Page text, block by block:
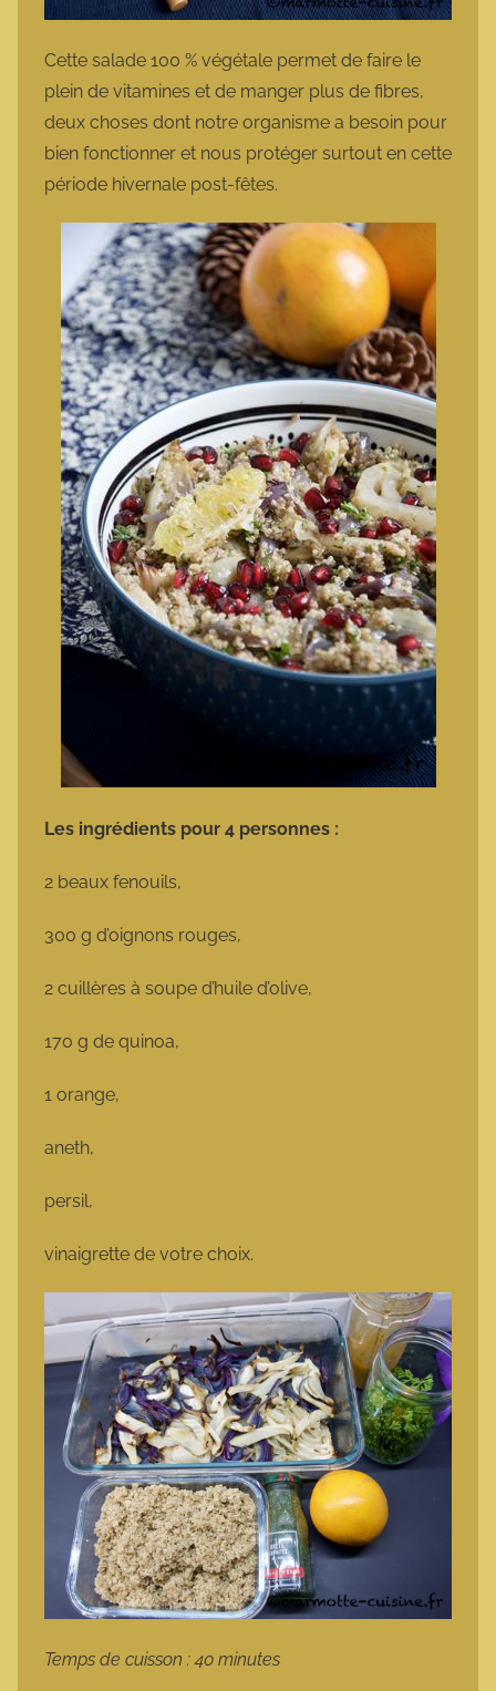
Cette salade 100 % végétale permet de faire le
plein de vitamines et de manger plus de fibres,
deux choses dont notre organisme a besoin pour
bien fonctionner et nous protéger surtout en cette
période hivernale post-fêtes.
Les ingrédients pour 4 personnes :
2 beaux fenouils,
300 g d’oignons rouges,
2 cuillères à soupe d’huile d’olive,
170 g de quinoa,
1 orange,
aneth,
persil,
vinaigrette de votre choix.
Temps de cuisson : 40 minutes